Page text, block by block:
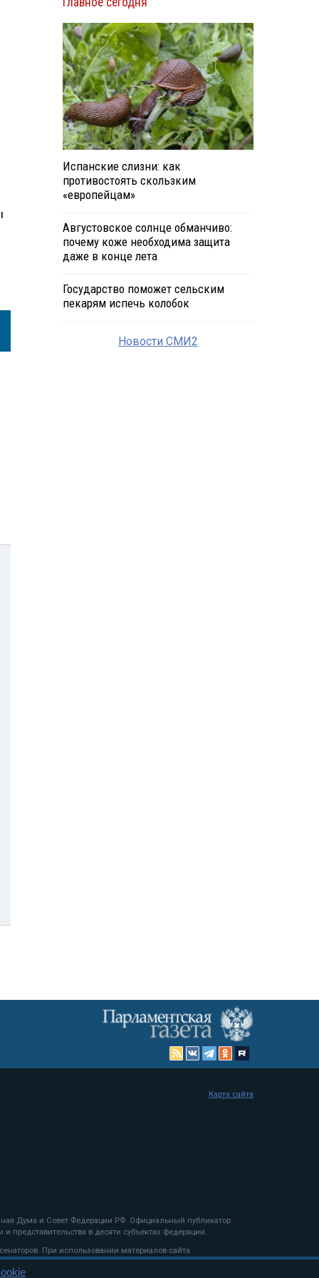
Испанские слизни: как
противостоять скользким
«европейцам»
Августовское солнце обманчиво:
почему коже необходима защита
даже в конце лета
Государство поможет сельским
пекарям испечь колобок
Новости СМИ2
Дума и Совет Федерации РФ. Официальный публикатор
представительства в десяти субъектах федерации.
При использовании материалов сайта
Карта сайта